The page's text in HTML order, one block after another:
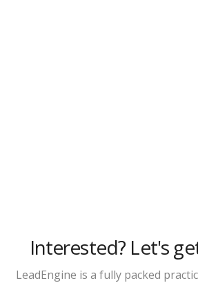
Interested? Let's
LeadEngine is a fully packed